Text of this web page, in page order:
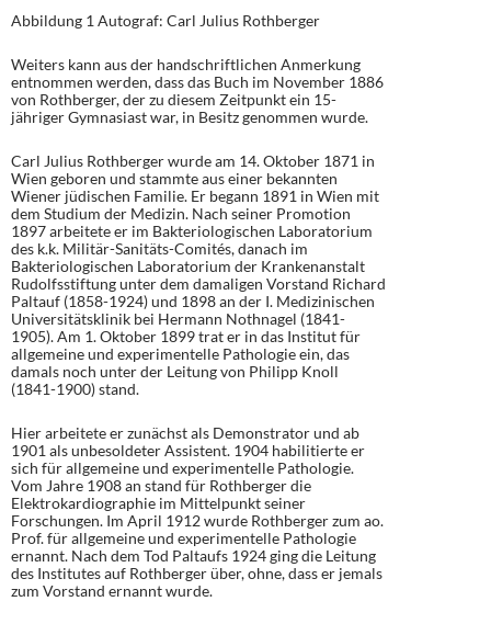
Abbildung 1 Autograf: Carl Julius Rothberger
Weiters kann aus der handschriftlichen Anmerkung
entnommen werden, dass das Buch im November 1886
von Rothberger, der zu diesem Zeitpunkt ein 15-
jähriger Gymnasiast war, in Besitz genommen wurde.
Carl Julius Rothberger wurde am 14. Oktober 1871 in
Wien geboren und stammte aus einer bekannten
Wiener jüdischen Familie. Er begann 1891 in Wien mit
dem Studium der Medizin. Nach seiner Promotion
1897 arbeitete er im Bakteriologischen Laboratorium
des k.k. Militär-Sanitäts-Comités, danach im
Bakteriologischen Laboratorium der Krankenanstalt
Rudolfsstiftung unter dem damaligen Vorstand Richard
Paltauf (1858-1924) und 1898 an der I. Medizinischen
Universitätsklinik bei Hermann Nothnagel (1841-
1905). Am 1. Oktober 1899 trat er in das Institut für
allgemeine und experimentelle Pathologie ein, das
damals noch unter der Leitung von Philipp Knoll
(1841-1900) stand.
Hier arbeitete er zunächst als Demonstrator und ab
1901 als unbesoldeter Assistent. 1904 habilitierte er
sich für allgemeine und experimentelle Pathologie.
Vom Jahre 1908 an stand für Rothberger die
Elektrokardiographie im Mittelpunkt seiner
Forschungen. Im April 1912 wurde Rothberger zum ao.
Prof. für allgemeine und experimentelle Pathologie
ernannt. Nach dem Tod Paltaufs 1924 ging die Leitung
des Institutes auf Rothberger über, ohne, dass er jemals
zum Vorstand ernannt wurde.